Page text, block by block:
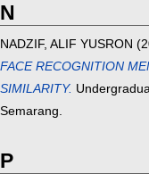
N
NADZIF, ALIF YUSRON
FACE RECOGNITION
SIMILARITY.
Semarang.
P